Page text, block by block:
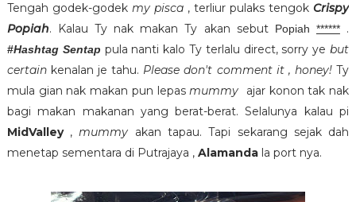
Tengah godek-godek my pisca , terliur pulaks tengokCrispy
Popiah. Kalau Ty nak makan Ty akan sebut Popiah ******.
#Hashtag Sentap pula nanti kalo Ty terlalu direct, sorry yebut
certainkenalan je tahu. Please don't comment it , honey!Ty
mula gian nak makan pun lepasmummy
ajar konon tak nak
bagi makan makanan yang berat-berat. Selalunya kalau pi
MidValley,mummy akan tapau. Tapi sekarang sejak dah
menetap sementara di Putrajaya , Alamandala port nya.